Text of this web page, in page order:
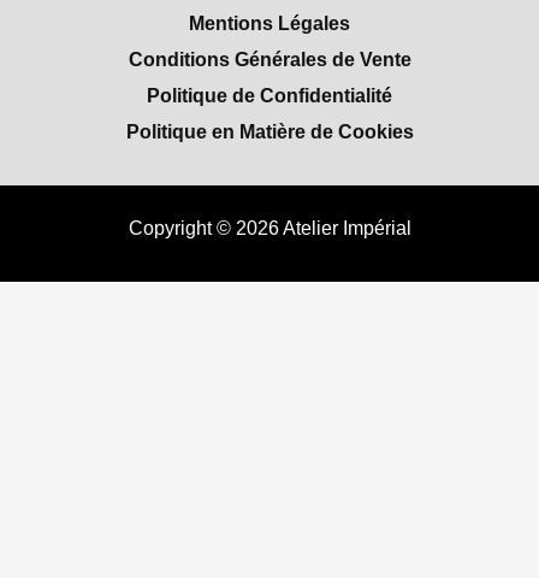
Mentions Légales
Conditions Générales de Vente
Politique de Confidentialité
Politique en Matière de Cookies
Copyright © 2026 Atelier Impérial